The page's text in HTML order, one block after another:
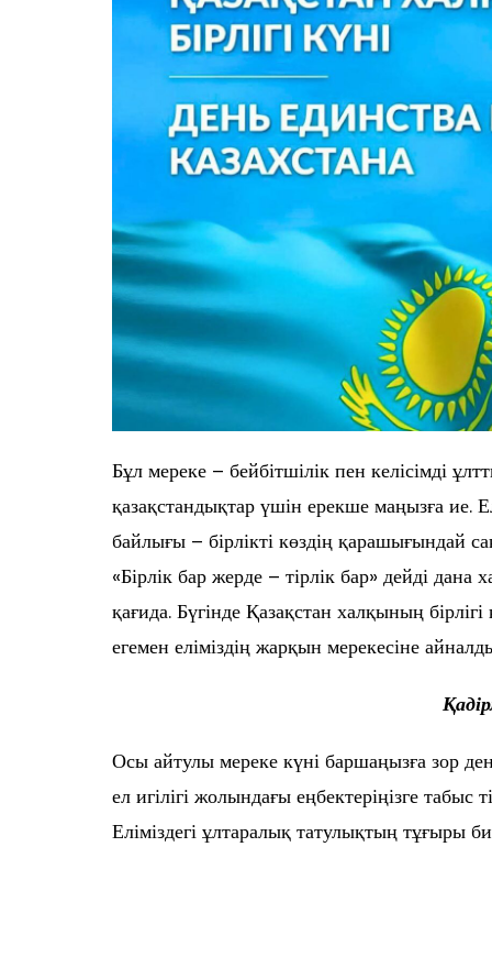
Бұл мереке – бейбітшілік пен келісімді
қазақстандықтар үшін ерекше маңызға ие.
байлығы – бірлікті көздің қарашығындай
«Бірлік бар жерде – тірлік бар» дейді дана
қағида. Бүгінде Қазақстан халқының
егемен еліміздің жарқын мерекесіне
Осы айтулы мереке күні баршаңызға зор
ел игілігі жолындағы еңбектеріңізге табыс
Еліміздегі ұлтаралық татулықтың тұғыры